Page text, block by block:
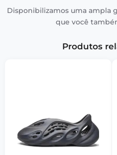
Disponibilizamos uma ampla
que você
Produtos